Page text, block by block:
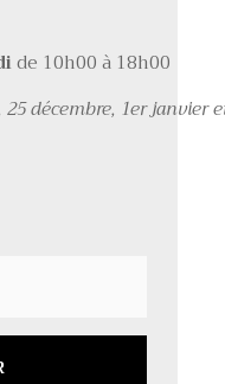
de 10h00 à 18h00
décembre, 1er janvier